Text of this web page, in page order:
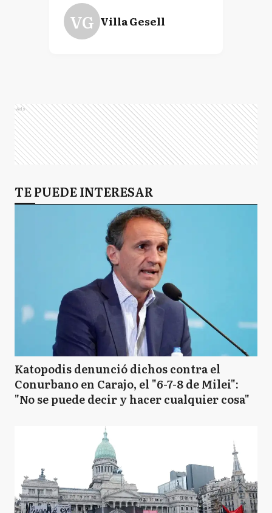
VG Villa Gesell
Ads
TE PUEDE INTERESAR
Katopodis denunció dichos contra el
Conurbano en Carajo, el "6-7-8 de Milei":
"No se puede decir y hacer cualquier cosa"